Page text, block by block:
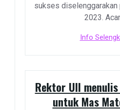
sukses diselenggarakan
2023.
Info
Rektor UII
untuk Mas